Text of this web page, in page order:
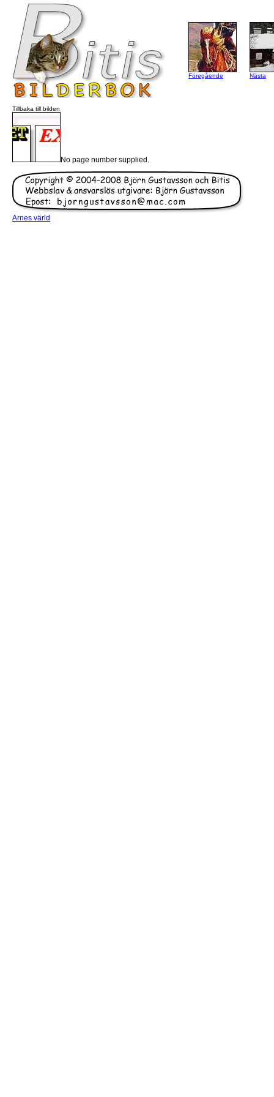
Föregående Nästa
Tillbaka till bilden
No page number supplied.
Arnes värld